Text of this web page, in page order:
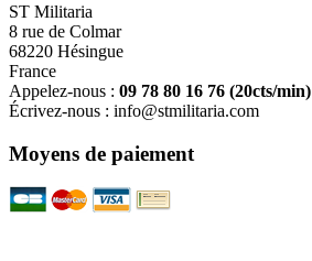
ST Militaria
8 rue de Colmar
68220 Hésingue
France
Appelez-nous : 09 78 80 16 76 (20cts/min)
Écrivez-nous : info@stmilitaria.com
Moyens de paiement